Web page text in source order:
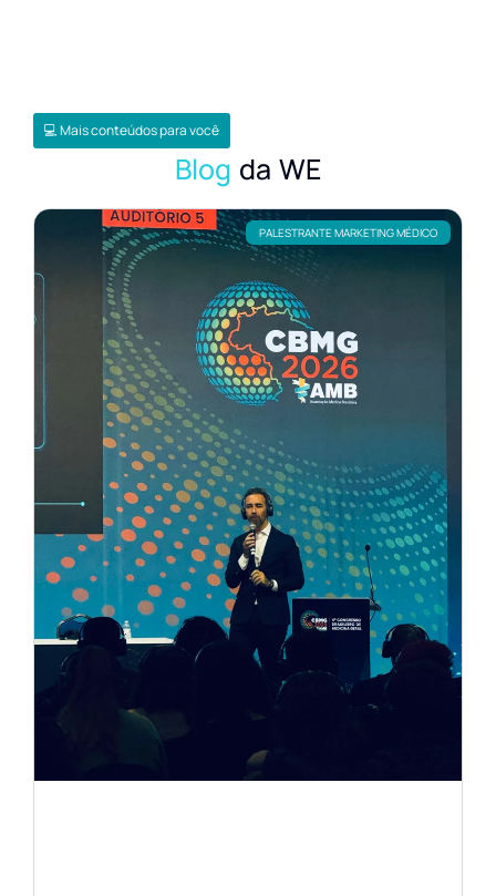
💻 Mais conteúdos para você
Blog da WE
PALESTRANTE MARKETING MÉDICO